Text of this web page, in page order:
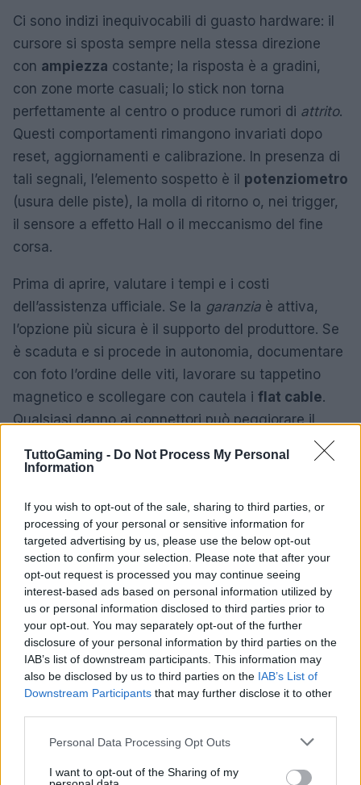
TuttoGaming - Do Not Process My Personal
Information
If you wish to opt-out of the sale, sharing to third parties, or
processing of your personal or sensitive information for
targeted advertising by us, please use the below opt-out
section to confirm your selection. Please note that after your
opt-out request is processed you may continue seeing
interest-based ads based on personal information utilized by
us or personal information disclosed to third parties prior to
your opt-out. You may separately opt-out of the further
disclosure of your personal information by third parties on the
IAB’s list of downstream participants. This information may
also be disclosed by us to third parties on the IAB’s List of
Downstream Participants that may further disclose it to other
Please note that this website/app uses one or more Google
not limited to your visit or usage behaviour. You may click to
Personal Data Processing Opt Outs
I want to opt-out of the Sharing of my
Ci sono indizi inequivocabili di guasto hardware: il
cursore si sposta sempre nella stessa direzione
con ampiezza costante; la risposta è a gradini,
con zone morte casuali; lo stick non torna
perfettamente al centro o produce rumori di attrito.
Questi comportamenti rimangono invariati dopo
reset, aggiornamenti e calibrazione. In presenza di
tali segnali, l’elemento sospetto è il potenziometro
(usura delle piste), la molla di ritorno o, nei trigger,
il sensore a effetto Hall o il meccanismo del fine
corsa.
Prima di aprire, valutare i tempi e i costi
dell’assistenza ufficiale. Se la garanzia è attiva,
l’opzione più sicura è il supporto del produttore. Se
è scaduta e si procede in autonomia, documentare
con foto l’ordine delle viti, lavorare su tappetino
magnetico e scollegare con cautela i flat cable.
Qualsiasi danno ai connettori può peggiorare il
problema e rendere antieconomica la riparazione.
passaggi chiave e verifiche
Per molti controller esistono moduli stick
sostitutivi compatibili o kit ufficiali. Preferire ricambi
di qualità (tolleranze strette e piste resistenti
all’usura) e verificare il modello esatto del
potenziometroo del sensore richiesto. I passaggi
essenziali includono: apertura della scocca,
rimozione della scheda o del gruppo stick,
dissaldatura del modulo difettoso con stazione a
aria caldao saldatore fine, pulizia delle piazzole e
saldatura del nuovo componente, quindi
rimontaggio. Per chi non salda, valutare soluzioni